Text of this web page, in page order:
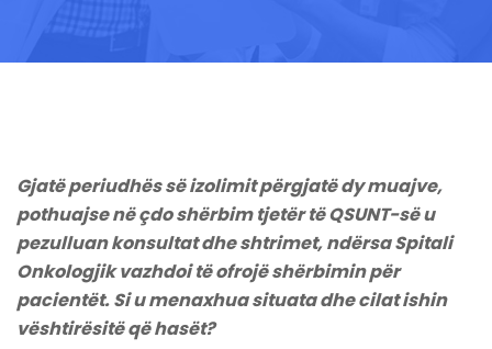
Gjatë periudhës së izolimit përgjatë dy muajve,
pothuajse në çdo shërbim tjetër të QSUNT-së u
pezulluan konsultat dhe shtrimet, ndërsa Spitali
Onkologjik vazhdoi të ofrojë shërbimin për
pacientët. Si u menaxhua situata dhe cilat ishin
vështirësitë që hasët?